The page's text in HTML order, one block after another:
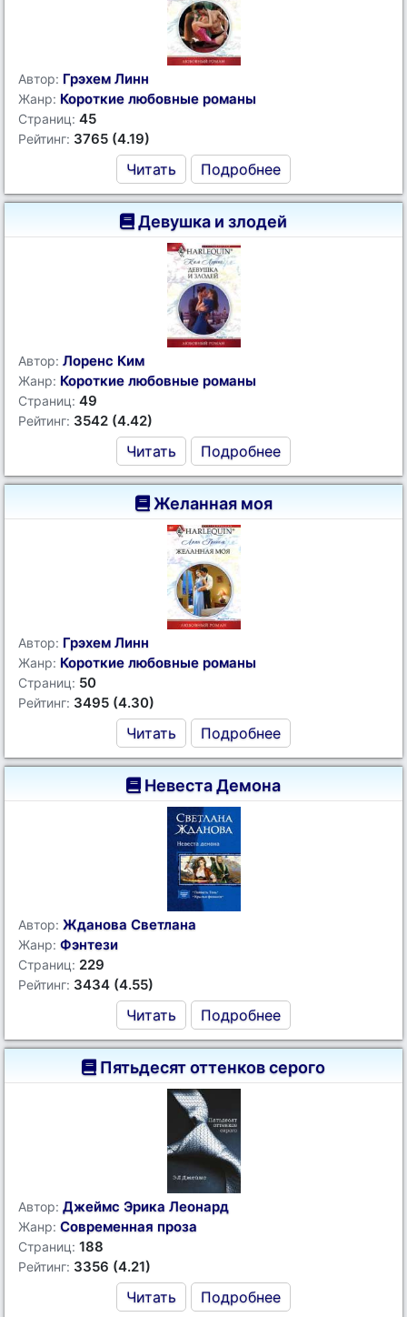
Автор: Грэхем Линн
Жанр: Короткие любовные романы
Страниц: 45
Рейтинг: 3765 (4.19)
Читать Подробнее
Девушка и злодей
Автор: Лоренс Ким
Жанр: Короткие любовные романы
Страниц: 49
Рейтинг: 3542 (4.42)
Читать Подробнее
Желанная моя
Автор: Грэхем Линн
Жанр: Короткие любовные романы
Страниц: 50
Рейтинг: 3495 (4.30)
Читать Подробнее
Невеста Демона
Автор: Жданова Светлана
Жанр: Фэнтези
Страниц: 229
Рейтинг: 3434 (4.55)
Читать Подробнее
Пятьдесят оттенков серого
Автор: Джеймс Эрика Леонард
Жанр: Современная проза
Страниц: 188
Рейтинг: 3356 (4.21)
Читать Подробнее